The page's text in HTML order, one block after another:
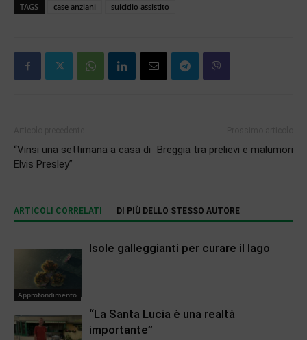
TAGS case anziani suicidio assistito
“Vinsi una settimana a casa di
Elvis Presley”
Breggia tra prelievi e malumori
ARTICOLI CORRELATI DI PIÙ DELLO STESSO AUTORE
Approfondimento
Isole galleggianti per curare il lago
“La Santa Lucia è una realtà
importante”